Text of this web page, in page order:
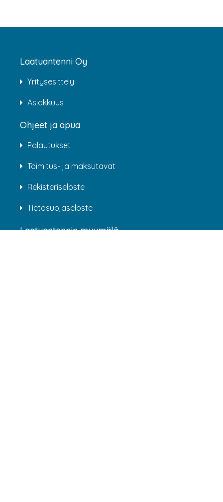
Laatuantenni Oy
Yritysesittely
Asiakkuus
Ohjeet ja apua
Palautukset
Toimitus- ja maksutavat
Rekisteriseloste
Tietosuojaseloste
Laatuantennin myymälä